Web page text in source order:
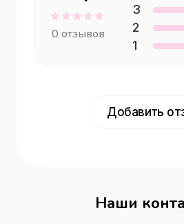
0 отзывов
3
2
1
Добавить
Наши